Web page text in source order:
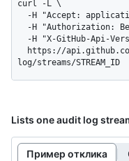
curl -L \
log/streams/STREAM_ID
Lists one audit log
Пример отклика